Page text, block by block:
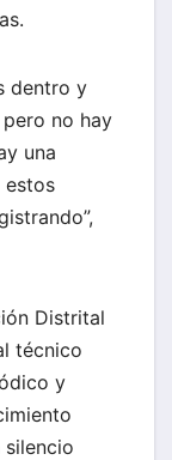
dentro y
no hay
una
estos
Distrital
técnico
y